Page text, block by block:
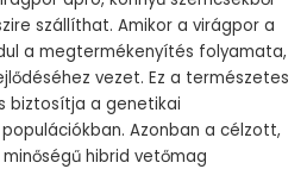
szállíthat. Amikor a virágpor a
a megtermékenyítés folyamata,
vezet. Ez a természetes
biztosítja a genetikai
Azonban a célzott,
hibrid vetőmag